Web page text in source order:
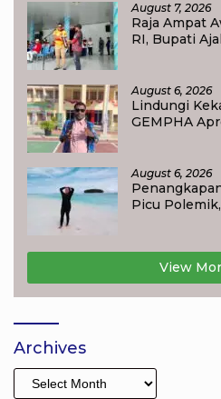
August 7, 2026
Raja Ampat
RI, Bupati
August 6, 2026
Lindungi
GEMPHA
August 6, 2026
Picu
View
Archives
Archives